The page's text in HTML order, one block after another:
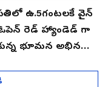
ఉ.5గంటలకే వైన్
రెడ్ హ్యాండెడ్ గా
భూమన అభినయ్|